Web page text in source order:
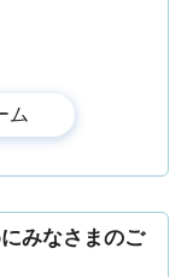
みなさまのご